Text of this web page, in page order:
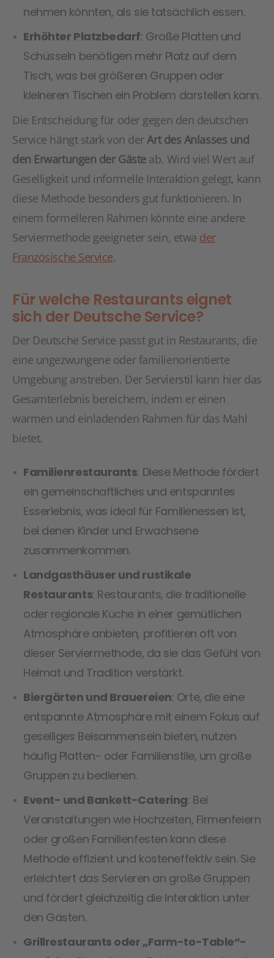
nehmen könnten, als sie tatsächlich essen.
Erhöhter Platzbedarf: Große Platten und
Schüsseln benötigen mehr Platz auf dem
Tisch, was bei größeren Gruppen oder
kleineren Tischen ein Problem darstellen kann.
Die Entscheidung für oder gegen den deutschen
Service hängt stark von derArt des Anlasses und
den Erwartungen der Gästeab. Wird viel Wert auf
Geselligkeit und informelle Interaktion gelegt, kann
diese Methode besonders gut funktionieren. In
einem formelleren Rahmen könnte eine andere
Serviermethode geeigneter sein, etwa der
Französische Service.
Für welche Restaurants eignet
sich der Deutsche Service?
Der Deutsche Service passt gut in Restaurants, die
eine ungezwungene oder familienorientierte
Umgebung anstreben. Der Servierstil kann hier das
Gesamterlebnis bereichern, indem er einen
warmen und einladenden Rahmen für das Mahl
bietet.
Familienrestaurants: Diese Methode fördert
ein gemeinschaftliches und entspanntes
Esserlebnis, was ideal für Familienessen ist,
bei denen Kinder und Erwachsene
zusammenkommen.
Landgasthäuser und rustikale
Restaurants: Restaurants, die traditionelle
oder regionale Küche in einer gemütlichen
Atmosphäre anbieten, profitieren oft von
dieser Serviermethode, da sie das Gefühl von
Heimat und Tradition verstärkt.
Biergärten und Brauereien: Orte, die eine
entspannte Atmosphäre mit einem Fokus auf
geselliges Beisammensein bieten, nutzen
häufig Platten- oder Familienstile, um große
Gruppen zu bedienen.
Event- und Bankett-Catering: Bei
Veranstaltungen wie Hochzeiten, Firmenfeiern
oder großen Familienfesten kann diese
Methode effizient und kosteneffektiv sein. Sie
erleichtert das Servieren an große Gruppen
und fördert gleichzeitig die Interaktion unter
den Gästen.
Grillrestaurants oder „Farm-to-Table“-